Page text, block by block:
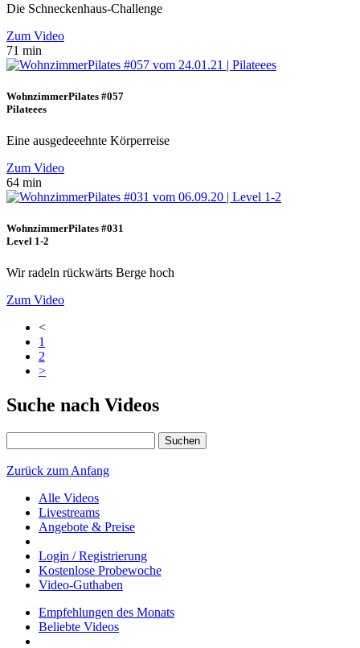
Die Schneckenhaus-Challenge
Zum Video
71 min
WohnzimmerPilates #057
Pilateees
Eine ausgedeeehnte Körperreise
Zum Video
64 min
WohnzimmerPilates #031
Level 1-2
Wir radeln rückwärts Berge hoch
Zum Video
<
1
2
>
Suche nach Videos
Suchen
Zurück zum Anfang
Alle Videos
Livestreams
Angebote & Preise
Login / Registrierung
Kostenlose Probewoche
Video-Guthaben
Empfehlungen des Monats
Beliebte Videos